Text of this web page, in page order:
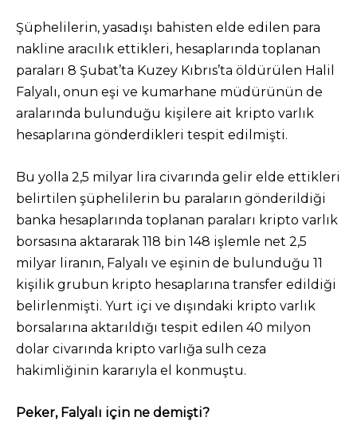
Şüphelilerin, yasadışı bahisten elde edilen para
nakline aracılık ettikleri, hesaplarında toplanan
paraları 8 Şubat’ta Kuzey Kıbrıs’ta öldürülen Halil
Falyalı, onun eşi ve kumarhane müdürünün de
aralarında bulunduğu kişilere ait kripto varlık
hesaplarına gönderdikleri tespit edilmişti.
Bu yolla 2,5 milyar lira civarında gelir elde ettikleri
belirtilen şüphelilerin bu paraların gönderildiği
banka hesaplarında toplanan paraları kripto varlık
borsasına aktararak 118 bin 148 işlemle net 2,5
milyar liranın, Falyalı ve eşinin de bulunduğu 11
kişilik grubun kripto hesaplarına transfer edildiği
belirlenmişti. Yurt içi ve dışındaki kripto varlık
borsalarına aktarıldığı tespit edilen 40 milyon
dolar civarında kripto varlığa sulh ceza
hakimliğinin kararıyla el konmuştu.
Peker, Falyalı için ne demişti?